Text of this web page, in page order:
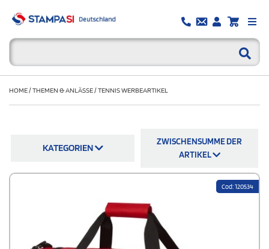
HOME/THEMEN & ANLÄSSE/TENNIS WERBEARTIKEL
KATEGORIEN
ZWISCHENSUMME DER
ARTIKEL
Cod: 120534